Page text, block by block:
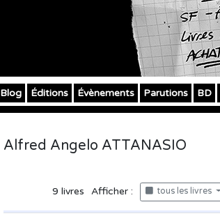
Blog Éditions Évènements Parutions BD
Alfred Angelo ATTANASIO
9 livres Afficher : tous les livres